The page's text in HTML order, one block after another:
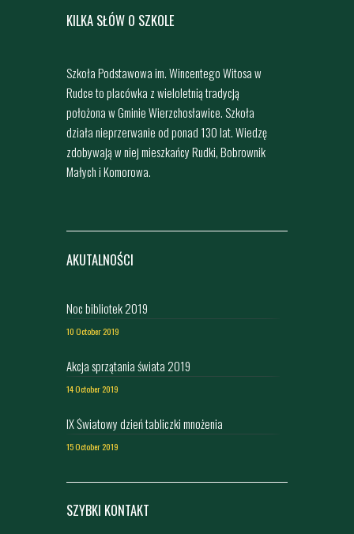
KILKA SŁÓW O SZKOLE
Szkoła Podstawowa im. Wincentego Witosa w
Rudce to placówka z wieloletnią tradycją
położona w Gminie Wierzchosławice. Szkoła
działa nieprzerwanie od ponad 130 lat. Wiedzę
zdobywają w niej mieszkańcy Rudki, Bobrownik
Małych i Komorowa.
AKUTALNOŚCI
Noc bibliotek 2019
10 October 2019
Akcja sprzątania świata 2019
14 October 2019
IX Światowy dzień tabliczki mnożenia
15 October 2019
SZYBKI KONTAKT